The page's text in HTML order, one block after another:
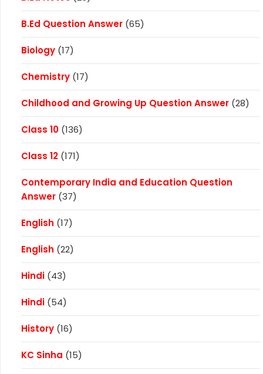
B.Ed Question Answer (65)
Biology (17)
Chemistry (17)
Childhood and Growing Up Question Answer (28)
Class 10 (136)
Class 12 (171)
Contemporary India and Education Question
Answer (37)
English (17)
English (22)
Hindi (43)
Hindi (54)
History (16)
KC Sinha (15)